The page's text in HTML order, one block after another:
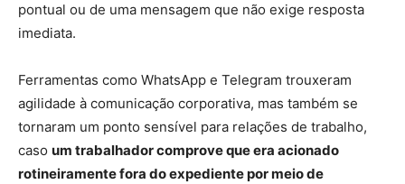
pontual ou de uma mensagem que não exige resposta
imediata.
Ferramentas como WhatsApp e Telegram trouxeram
agilidade à comunicação corporativa, mas também se
tornaram um ponto sensível para relações de trabalho,
caso um trabalhador comprove que era acionado
rotineiramente fora do expediente por meio de